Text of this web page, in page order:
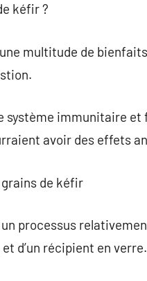
kéfir ?
multitude de
système immunitaire
avoir des effets
de kéfir
processus
d’un récipient en verre.